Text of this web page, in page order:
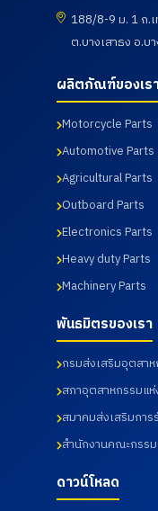
188/8-9 ม. 1 ถ.
ต.บางเสาธง อ.บ
ผลิตภัณฑ์ของเร
Motorcycle Parts
Automotive Parts
Agricultural Parts
Outboard Parts
Electronics Parts
Heavy duty Parts
Machinery Parts
พันธมิตรของเรา
กรมส่งเสริมอุตสา
สภาอุตสาหกรรมแห่
สมาคมส่งเสริมกา
สำนักงานคณะกรร
ดาวน์โหลด